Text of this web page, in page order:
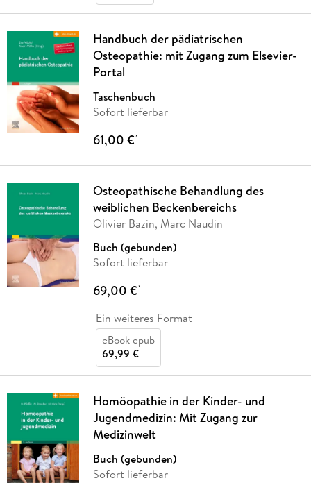
Handbuch der pädiatrischen
Osteopathie: mit Zugang zum Elsevier-
Portal
Taschenbuch
Sofort lieferbar
61,00 €*
Osteopathische Behandlung des
weiblichen Beckenbereichs
Olivier Bazin, Marc Naudin
Buch (gebunden)
Sofort lieferbar
69,00 €*
Ein weiteres Format
eBook epub
69,99 €
Homöopathie in der Kinder- und
Jugendmedizin: Mit Zugang zur
Medizinwelt
Buch (gebunden)
Sofort lieferbar